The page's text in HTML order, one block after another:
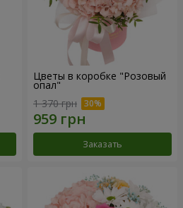
Цветы в коробке "Розовый
опал"
1 370 грн
Заказать